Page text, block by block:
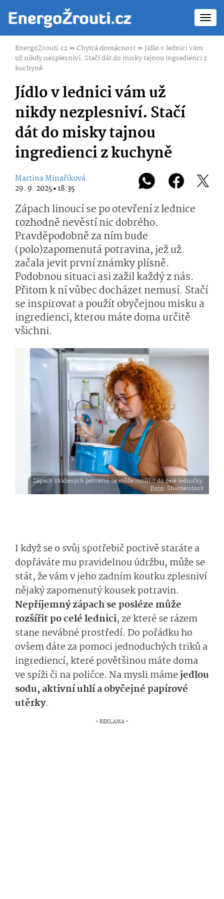
EnergoZrouti.cz»Chytrá domácnost» Jídlo v lednici vám
už nikdy nezplesniví. Stačí dát do misky tajnou ingredienci z
kuchyně
Jídlo v lednici vám už
nikdy nezplesniví. Stačí
dát do misky tajnou
ingredienci z kuchyně
Martina Minaříková
29. 9. 2025 ▪ 18:35
Zápach linoucí se po otevření z lednice
rozhodně nevěstí nic dobrého.
Pravděpodobně za ním bude
(polo)zapomenutá potravina, jež už
začala jevit první známky plísně.
Podobnou situaci asi zažil každý z nás.
Přitom k ní vůbec docházet nemusí. Stačí
se inspirovat a použít obyčejnou misku a
ingredienci, kterou máte doma určitě
všichni.
Zápach zkažených potravin se může rozšířit do celé ledničky.
Foto: Shutterstock
I když se o svůj spotřebič poctivě staráte a
dopřáváte mu pravidelnou údržbu, může se
stát, že vám v jeho zadním koutku zplesniví
nějaký zapomenutý kousek potravin.
Nepříjemný zápach se posléze může
rozšířit po celé lednici, ze které se rázem
stane nevábné prostředí. Do pořádku ho
ovšem dáte za pomoci jednoduchých triků a
ingrediencí, které povětšinou máte doma
ve spíži či na poličce. Na mysli mámejedlou
sodu, aktivní uhlí a obyčejné papírové
utěrky.